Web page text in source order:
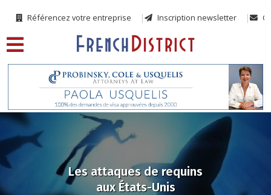
Référencez votre entreprise Inscription newsletter
Les attaques de requins
aux États-Unis